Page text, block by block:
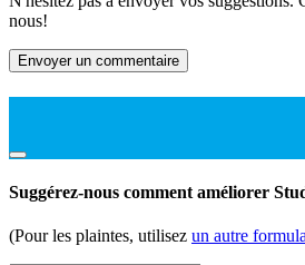
nous!
Envoyer un commentaire
Suggérez-nous comment améliorer
(Pour les plaintes, utilisez un autre